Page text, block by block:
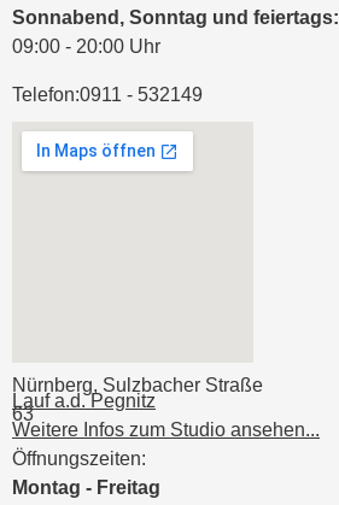
Sonnabend, Sonntag und feiertags:
09:00 - 20:00 Uhr
Telefon:0911 - 532149
Nürnberg, Sulzbacher Straße
63
Lauf a.d. Pegnitz
Weitere Infos zum Studio ansehen...
Öffnungszeiten:
Montag - Freitag